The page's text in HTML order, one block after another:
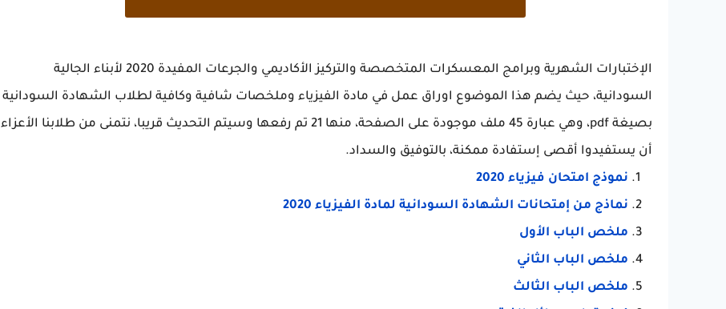
الإختبارات الشهرية وبرامج المعسكرات المتخصصة والتركيز الأكاديمي والجرعات المفيدة 2020 لأبناء الجالية
السودانية، حيث يضم هذا الموضوع اوراق عمل في مادة الفيزياء وملخصات شافية وكافية لطلاب الشهادة السودانية
بصيغة pdf، وهي عبارة 45 ملف موجودة على الصفحة، منها 21 تم رفعها وسيتم التحديث قريبا، نتمنى من طلابنا الأعزاء
أن يستفيدوا أقصى إستفادة ممكنة، بالتوفيق والسداد.
نموذج امتحان فيزياء 2020
نماذج من إمتحانات الشهادة السودانية لمادة الفيزياء 2020
ملخص الباب الأول
ملخص الباب الثاني
ملخص الباب الثالث